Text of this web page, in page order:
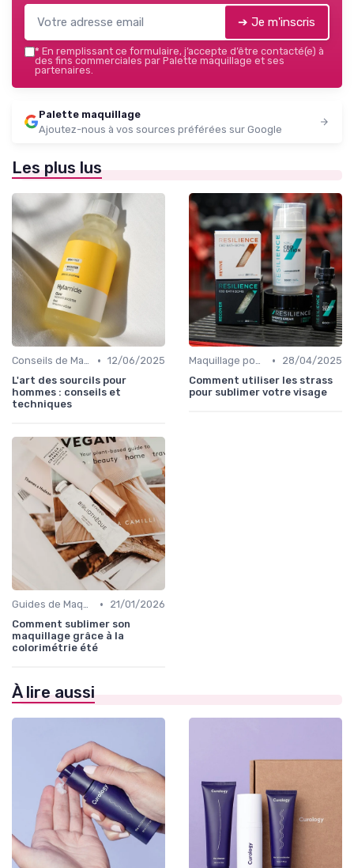
➔ Je m'inscris
* En remplissant ce formulaire, j’accepte d’être contacté(e) à
des fins commerciales par Palette maquillage et ses
partenaires.
Palette maquillage
Ajoutez-nous à vos sources préférées sur Google
Les plus lus
Conseils de Maquilleurs Professionnels • 12/06/2025
L'art des sourcils pour
hommes : conseils et
techniques
Maquillage pour Occasions Spéciales •
28/04/2025
Comment utiliser les strass
pour sublimer votre visage
Guides de Maquillage Quotidien •
21/01/2026
Comment sublimer son
maquillage grâce à la
colorimétrie été
À lire aussi